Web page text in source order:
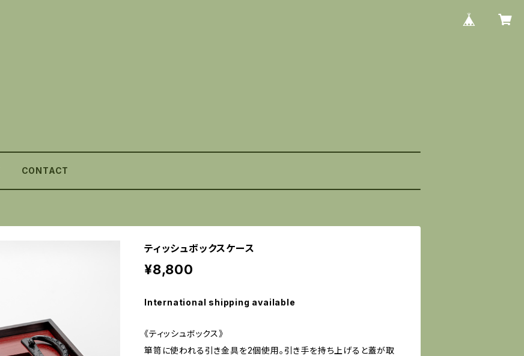
CONTACT
ティッシュボックスケース
¥8,800
International shipping available
《ティッシュボックス》
箪笥に使われる引き金具を2個使用。引き手を持ち上げると蓋が取